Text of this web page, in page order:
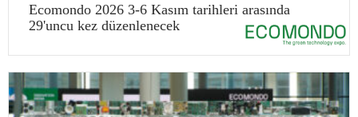
Ecomondo 2026 3-6 Kasım tarihleri arasında
29'uncu kez düzenlenecek